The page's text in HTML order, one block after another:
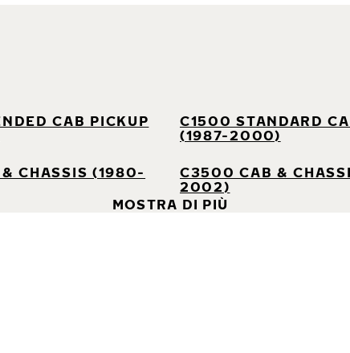
CAB PICKUP
C1500 STANDARD
(1987-2000)
CHASSIS (1980-
C3500 CAB &
2002)
MOSTRA DI PIÙ